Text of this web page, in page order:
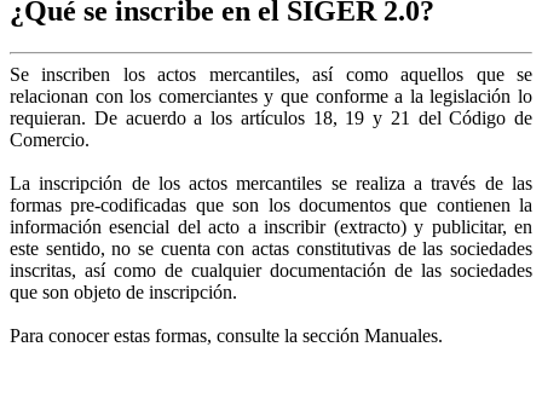
¿Qué se inscribe en el SIGER 2.0?
Se inscriben los actos mercantiles, así como aquellos que se
relacionan con los comerciantes y que conforme a la legislación lo
requieran. De acuerdo a los artículos 18, 19 y 21 del Código de
Comercio.
La inscripción de los actos mercantiles se realiza a través de las
formas pre-codificadas que son los documentos que contienen la
información esencial del acto a inscribir (extracto) y publicitar, en
este sentido, no se cuenta con actas constitutivas de las sociedades
inscritas, así como de cualquier documentación de las sociedades
que son objeto de inscripción.
Para conocer estas formas, consulte la sección Manuales.